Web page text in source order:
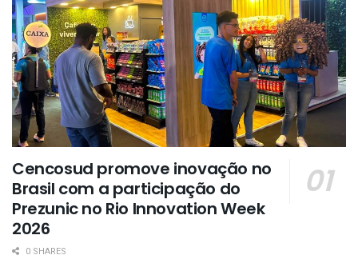
Cencosud promove inovação no
Brasil com a participação do
Prezunic no Rio Innovation Week
2026
0 SHARES